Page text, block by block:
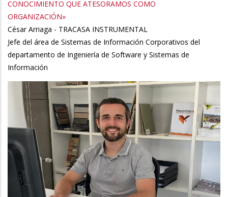
CONOCIMIENTO QUE ATESORAMOS COMO
ORGANIZACIÓN»
César Arriaga - TRACASA INSTRUMENTAL
Jefe del área de Sistemas de Información Corporativos del
departamento de Ingeniería de Software y Sistemas de
Información